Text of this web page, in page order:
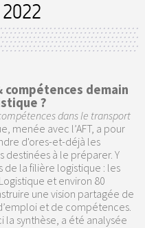
compétences demain
?
dans le transport
menée avec l’AFT, a pour
d'ores-et-déjà les
à le préparer. Y
la filière logistique : les
et environ 80
une vision partagée de
et de compétences.
synthèse, a été analysée